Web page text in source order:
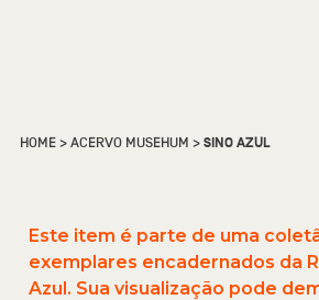
HOME>ACERVO MUSEHUM >SINO AZUL
Este item é parte de uma
exemplares encadernados da
Azul. Sua visualização pode